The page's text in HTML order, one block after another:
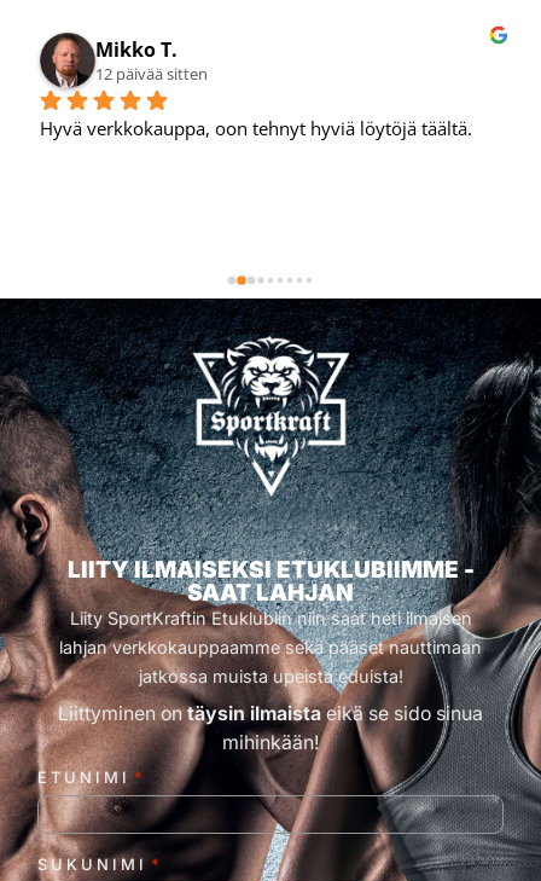
Mikko T.
12 päivää sitten
Hyvä verkkokauppa, oon tehnyt hyviä löytöjä täältä.
LIITY ILMAISEKSI ETUKLUBIIMME -
SAAT LAHJAN
Liity SportKraftin Etuklubiin niin saat heti ilmaisen
lahjan verkkokauppaamme sekä pääset nauttimaan
jatkossa muista upeista eduista!
Liittyminen ontäysin ilmaistaeikä se sido sinua
mihinkään!
ETUNIMI *
SUKUNIMI *